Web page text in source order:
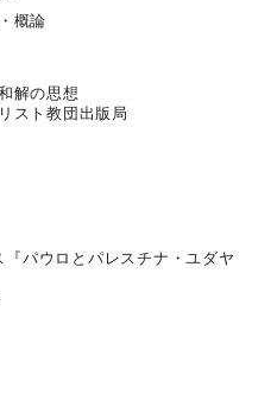
概論
解の思想
スト教団出版局
『パウロとパレスチナ・ユダヤ